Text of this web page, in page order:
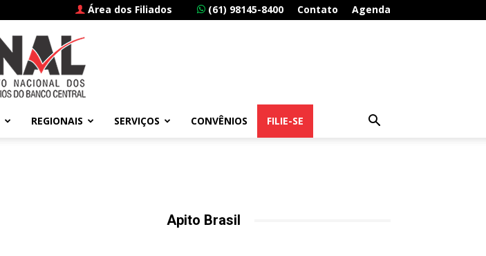
Área dos Filiados (61) 98145-8400 Contato Agenda
REGIONAIS SERVIÇOS CONVÊNIOS FILIE-SE
Apito Brasil